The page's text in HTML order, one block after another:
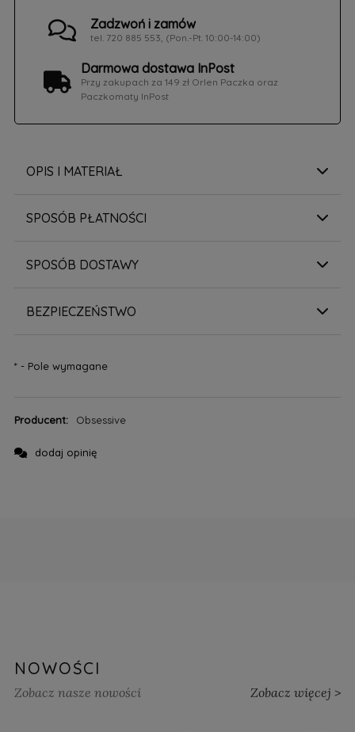
Zadzwoń i zamów
tel. 720 885 553, (Pon.-Pt. 10:00-14:00)
Darmowa dostawa InPost
Przy zakupach za 149 zł Orlen Paczka oraz
Paczkomaty InPost
OPIS I MATERIAŁ
SPOSÓB PŁATNOŚCI
SPOSÓB DOSTAWY
BEZPIECZEŃSTWO
*- Pole wymagane
Producent: Obsessive
dodaj opinię
NOWOŚCI
Zobacz nasze nowości Zobacz więcej >